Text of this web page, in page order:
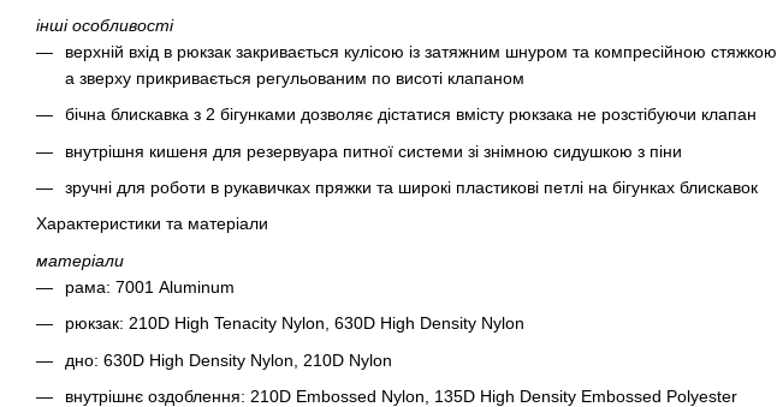
інші особливості
верхній вхід в рюкзак закривається кулісою із затяжним шнуром та компресійною стяжкою,
а зверху прикривається регульованим по висоті клапаном
бічна блискавка з 2 бігунками дозволяє дістатися вмісту рюкзака не розстібуючи клапан
внутрішня кишеня для резервуара питної системи зі знімною сидушкою з піни
зручні для роботи в рукавичках пряжки та широкі пластикові петлі на бігунках блискавок
Характеристики та матеріали
матеріали
рама: 7001 Aluminum
рюкзак: 210D High Tenacity Nylon, 630D High Density Nylon
дно: 630D High Density Nylon, 210D Nylon
внутрішнє оздоблення: 210D Embossed Nylon, 135D High Density Embossed Polyester